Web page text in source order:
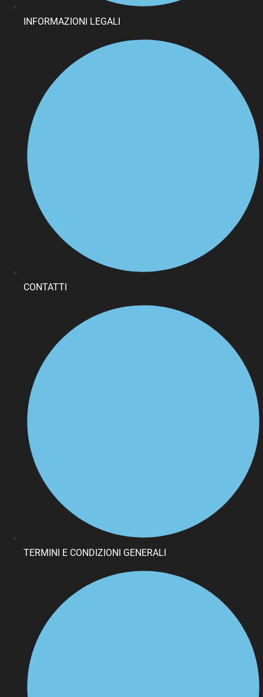
INFORMAZIONI LEGALI
CONTATTI
TERMINI E CONDIZIONI GENERALI